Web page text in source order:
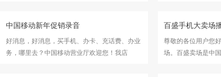
中国移动新年促销录音
好消息，好消息，买手机、办卡、充话费、办业
务，哪里去？中国移动营业厅欢迎您！我店
百盛手机大卖场
尊敬的各位用户您
场。百盛卖场是中